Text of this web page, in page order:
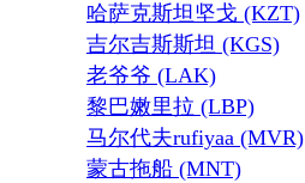
哈萨克斯坦坚戈 (KZT)
吉尔吉斯斯坦 (KGS)
老爷爷 (LAK)
黎巴嫩里拉 (LBP)
马尔代夫rufiyaa (MVR)
蒙古拖船 (MNT)